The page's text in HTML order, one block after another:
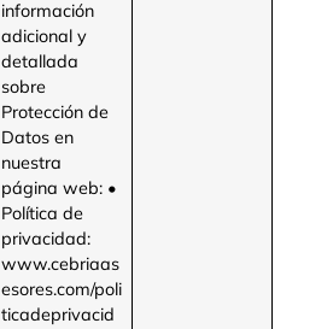
información
adicional y
detallada
sobre
Protección de
Datos en
nuestra
página web: •
Política de
privacidad:
www.cebriaas
esores.com/poli
ticadeprivacid